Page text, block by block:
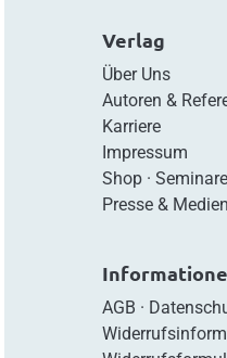
Verlag
Über Uns
Autoren &
Karriere
Impressum
Shop· Seminare
Presse & Medien
AGB ·